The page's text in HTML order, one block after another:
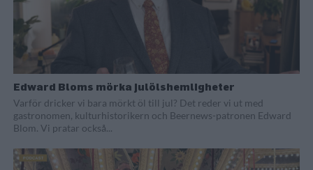
Edward Bloms mörka julölshemligheter
Varför dricker vi bara mörkt öl till jul? Det reder vi ut med
gastronomen, kulturhistorikern och Beernews-patronen Edward
Blom. Vi pratar också...